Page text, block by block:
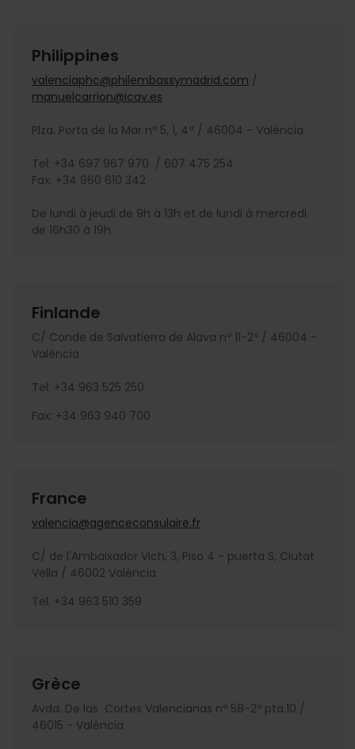
Philippines
valenciaphc@philembassymadrid.com /
manuelcarrion@icav.es
Plza. Porta de la Mar nº 5, 1, 4ª / 46004 - València
Tel: +34 697 967 970 / 607 475 254
Fax: +34 960 610 342
De lundi à jeudi de 9h à 13h et de lundi à mercredi
de 16h30 à 19h.
Finlande
C/ Conde de Salvatierra de Alava nº 11-2º / 46004 -
València
Tel: +34 963 525 250
Fax: +34 963 940 700
France
valencia@agenceconsulaire.fr
C/ de l'Ambaixador Vich, 3, Piso 4 - puerta S, Ciutat
Vella / 46002 València
Tel. +34 963 510 359
Grèce
Avda. De las Cortes Valencianas nº 58-2º pta.10 /
46015 - València